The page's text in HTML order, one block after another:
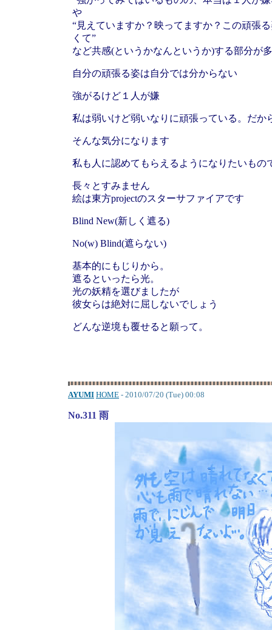
や
“見えていますか？映ってますか？この頑張
くて”
など共感(というかなんというか)する部分が
自分の頑張る姿は自分では分からない
強がるけど１人が嫌
私は弱いけど弱いなりに頑張っている。だか
そんな気分になります
私も人に認めてもらえるようになりたいもの
長々とすみません
絵は東方projectのスターサファイアです
Blind New(新しく遮る)
No(w) Blind(遮らない)
基本的にもじりから。
遮るといったら光。
光の妖精を選びましたが
彼女らは絶対に屈しないでしょう
どんな逆境も覆せると願って。
AYUMI HOME - 2010/07/20 (Tue) 00:08
No.311 雨